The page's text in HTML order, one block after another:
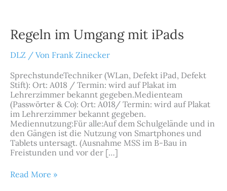
Regeln im Umgang mit iPads
DLZ / Von Frank Zinecker
SprechstundeTechniker (WLan, Defekt iPad, Defekt
Stift): Ort: A018 / Termin: wird auf Plakat im
Lehrerzimmer bekannt gegeben.Medienteam
(Passwörter & Co): Ort: A018/ Termin: wird auf Plakat
im Lehrerzimmer bekannt gegeben.
Mediennutzung:Für alle:Auf dem Schulgelände und in
den Gängen ist die Nutzung von Smartphones und
Tablets untersagt. (Ausnahme MSS im B-Bau in
Freistunden und vor der […]
Umgang
mit
Read More »